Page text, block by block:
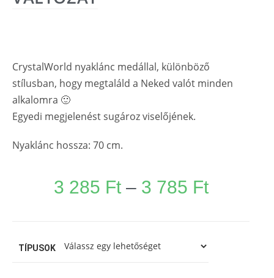
CrystalWorld nyaklánc medállal, különböző
stílusban, hogy megtaláld a Neked valót minden
alkalomra 🙂
Egyedi megjelenést sugároz viselőjének.
Nyaklánc hossza: 70 cm.
3 285 Ft– 3 785 Ft
TÍPUSOK